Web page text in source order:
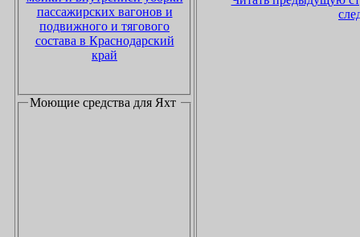
пассажирских вагонов и
подвижного и тягового
состава в Краснодарский
край
Моющие средства для Яхт